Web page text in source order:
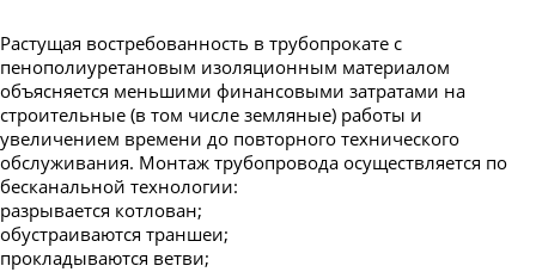
Растущая востребованность в трубопрокате с
пенополиуретановым изоляционным материалом
объясняется меньшими финансовыми затратами на
строительные (в том числе земляные) работы и
увеличением времени до повторного технического
обслуживания. Монтаж трубопровода осуществляется по
бесканальной технологии:
разрывается котлован;
обустраиваются траншеи;
прокладываются ветви;